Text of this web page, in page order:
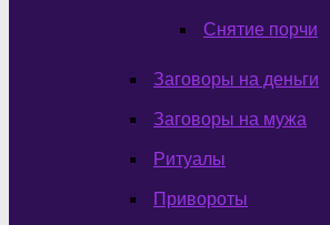
Снятие порчи
Заговоры на деньги
Заговоры на мужа
Ритуалы
Привороты